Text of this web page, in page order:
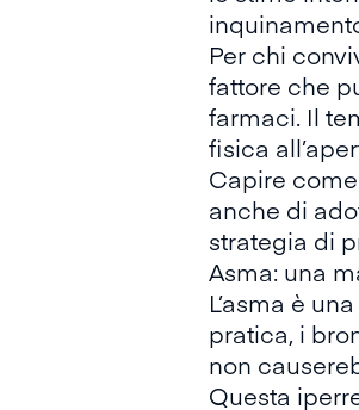
Per chi
fattore che
farmaci. Il
fisica
Capire
anche di
strategia di
Asma: una
L’asma è
pratica, i
non
Questa